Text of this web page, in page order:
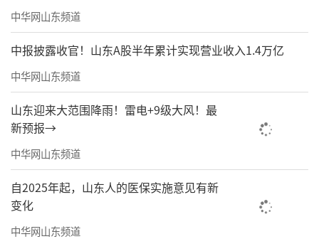
中华网山东频道
中报披露收官！山东A股半年累计实现营业收入1.4万亿
中华网山东频道
山东迎来大范围降雨！雷电+9级大风！最
新预报→
中华网山东频道
自2025年起，山东人的医保实施意见有新
变化
中华网山东频道